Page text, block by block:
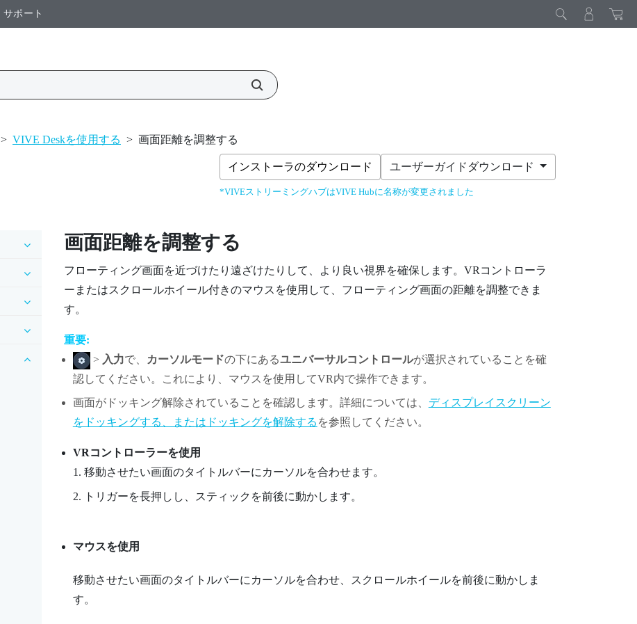
サポート
> VIVE Deskを使用する > 画面距離を調整する
インストーラのダウンロード
*VIVEストリーミングハブはVIVE Hubに名称が変更されました
ユーザーガイドダウンロード
画面距離を調整する
フローティング画面を近づけたり遠ざけたりして、より良い視界を確保します。VRコントローラ
ーまたはスクロールホイール付きのマウスを使用して、フローティング画面の距離を調整できま
す。
重要:
> 入力で、 カーソルモードの下にあるユニバーサルコントロールが選択されていることを確
認してください。これにより、マウスを使用してVR内で操作できます。
画面がドッキング解除されていることを確認します。詳細については、 ディスプレイスクリーン
をドッキングする、またはドッキングを解除する を参照してください。
VRコントローラーを使用
移動させたい画面のタイトルバーにカーソルを合わせます。
トリガーを長押しし、スティックを前後に動かします。
マウスを使用
移動させたい画面のタイトルバーにカーソルを合わせ、スクロールホイールを前後に動かしま
す。